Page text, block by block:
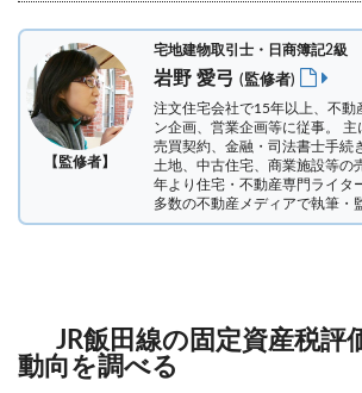
【監修者】
宅地建物取引士・日商簿記2級
岩野 愛弓 (監修者)
注文住宅会社で15年以上、不動
ン企画、営業企画等に従事。
売買契約、金融・司法書士手続
土地、中古住宅、商業施設等の
年より住宅・不動産専門ライタ
多数の不動産メディアで執筆・
JR飯田線の固定資産税評
動向を調べる